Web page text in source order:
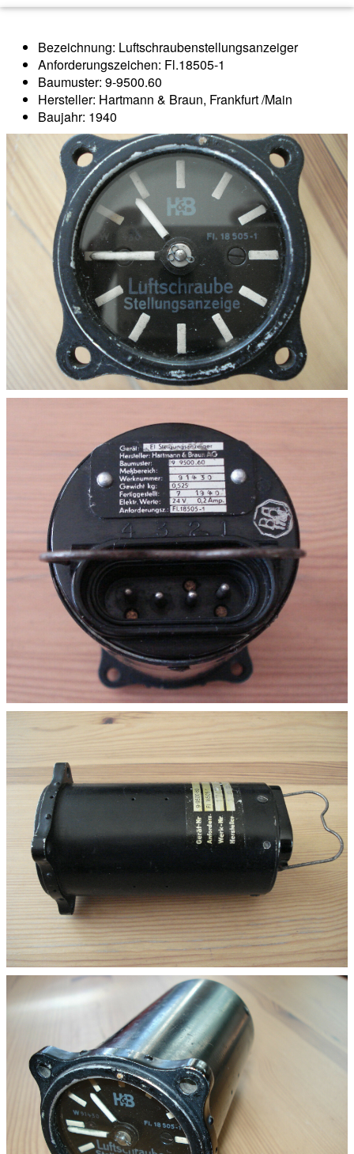
Bezeichnung: Luftschraubenstellungsanzeiger
Anforderungszeichen: Fl.18505-1
Baumuster: 9-9500.60
Hersteller: Hartmann & Braun, Frankfurt /Main
Baujahr: 1940